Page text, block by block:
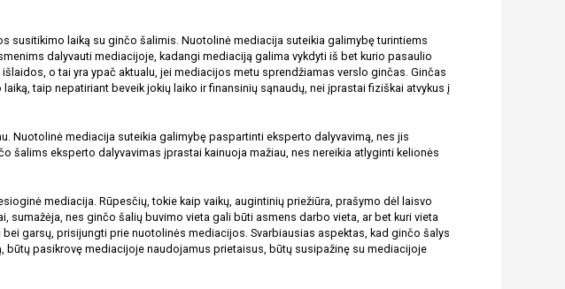
susitikimo laiką su ginčo šalimis. Nuotolinė mediacija suteikia galimybę turintiems
dalyvauti mediacijoje, kadangi mediaciją galima vykdyti iš bet kurio pasaulio
o tai yra ypač aktualu, jei mediacijos metu sprendžiamas verslo ginčas. Ginčas
taip nepatiriant beveik jokių laiko ir finansinių sąnaudų, nei įprastai fiziškai atvykus į
Nuotolinė mediacija suteikia galimybę paspartinti eksperto dalyvavimą, nes jis
šalims eksperto dalyvavimas įprastai kainuoja mažiau, nes nereikia atlyginti kelionės
mediacija. Rūpesčių, tokie kaip vaikų, augintinių priežiūra, prašymo dėl laisvo
nes ginčo šalių buvimo vieta gali būti asmens darbo vieta, ar bet kuri vieta
garsų, prisijungti prie nuotolinės mediacijos. Svarbiausias aspektas, kad ginčo šalys
pasikrovę mediacijoje naudojamus prietaisus, būtų susipažinę su mediacijoje